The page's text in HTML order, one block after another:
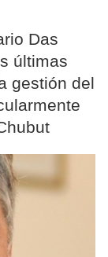
Das
últimas
gestión del